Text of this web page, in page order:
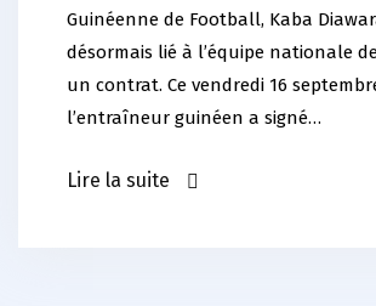
Guinéenne de Football, Kaba
désormais lié à l’équipe nationale
un contrat. Ce vendredi 16
l’entraîneur guinéen a signé…
Lire la suite